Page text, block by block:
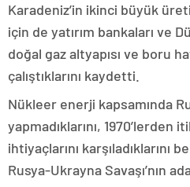
Karadeniz’in ikinci büyük
için de yatırım bankaları ve
doğal gaz altyapısı ve boru
çalıştıklarını kaydetti.
Nükleer enerji kapsamında
yapmadıklarını,
ihtiyaçlarını karşıladıklarını
Rusya-Ukrayna Savaşı’nın